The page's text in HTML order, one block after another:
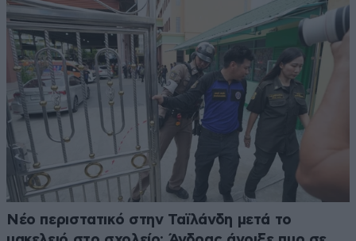
Νέο περιστατικό στην Ταϊλάνδη μετά το